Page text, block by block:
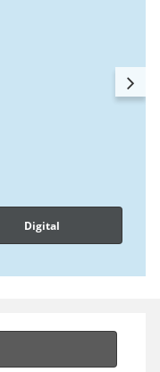
Digital